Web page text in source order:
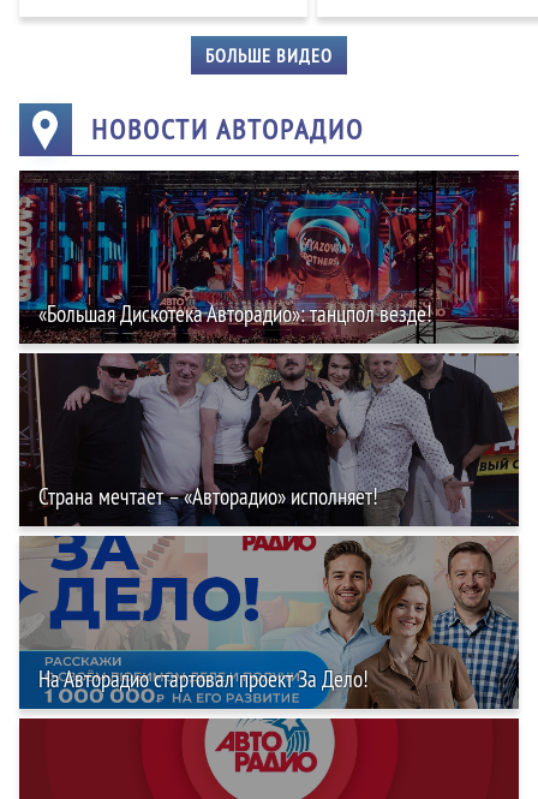
БОЛЬШЕ ВИДЕО
НОВОСТИ АВТОРАДИО
«Большая Дискотека Авторадио»: танцпол везде!
Страна мечтает – «Авторадио» исполняет!
На Авторадио стартовал проект За Дело!